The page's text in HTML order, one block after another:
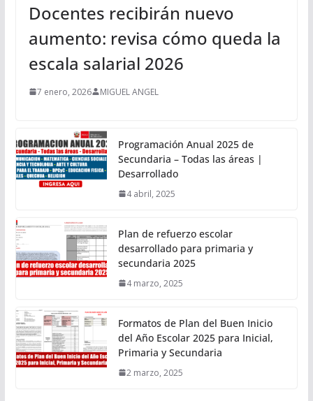
Docentes recibirán nuevo
aumento: revisa cómo queda la
escala salarial 2026
7 enero, 2026 MIGUEL ANGEL
Programación Anual 2025 de
Secundaria – Todas las áreas |
Desarrollado
4 abril, 2025
Plan de refuerzo escolar
desarrollado para primaria y
secundaria 2025
4 marzo, 2025
Formatos de Plan del Buen Inicio
del Año Escolar 2025 para Inicial,
Primaria y Secundaria
2 marzo, 2025